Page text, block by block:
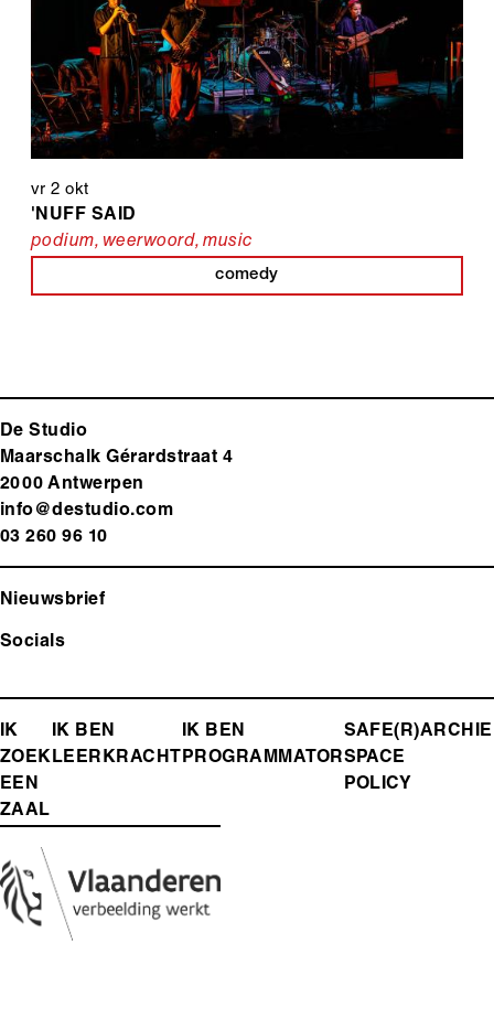
vr 2 okt
'NUFF SAID
podium, weerwoord,music
comedy
De Studio
Maarschalk Gérardstraat 4
2000 Antwerpen
info@destudio.com
03 260 96 10
Nieuwsbrief
Socials
FOOTER-
MENU
IK
ZOEK
EEN
ZAAL
IK BEN
LEERKRACHT
IK BEN
PROGRAMMATOR
SAFE(R)
SPACE
POLICY
Media
Afbeelding